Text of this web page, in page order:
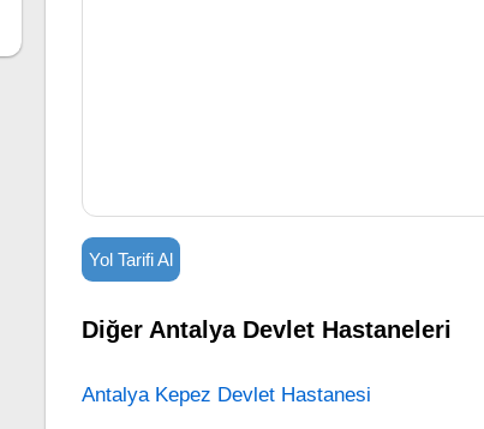
Yol Tarifi Al
Diğer Antalya Devlet Hastaneleri
Antalya Kepez Devlet Hastanesi